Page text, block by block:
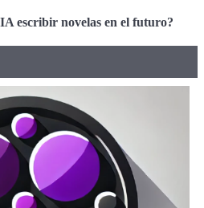
escribir novelas en el futuro?